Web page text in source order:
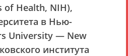
Health, NIH),
в Нью-
University — New
института